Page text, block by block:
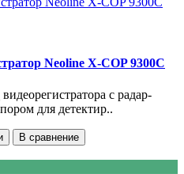
Neoline X-COP 9300C
с радар-
для детектир..
В сравнение